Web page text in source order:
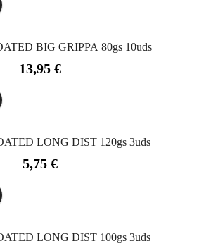
BIG GRIPPA 80gs 10uds
Precio
13,95 €
LONG DIST 120gs 3uds
Precio
5,75 €
LONG DIST 100gs 3uds